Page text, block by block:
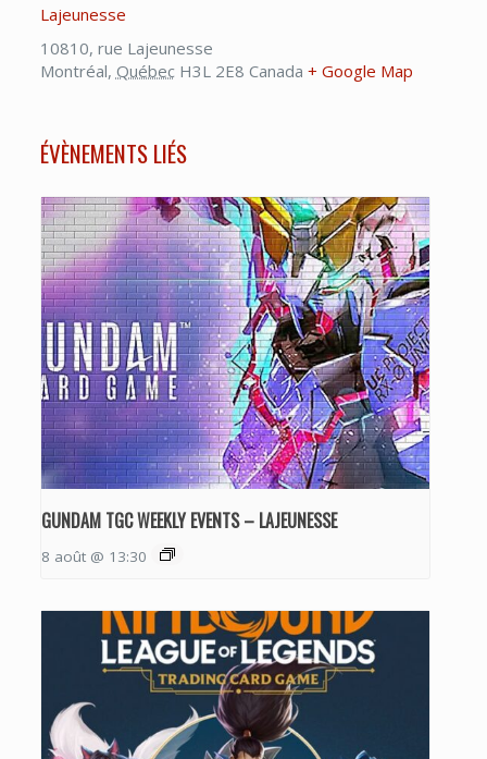
Lajeunesse
10810, rue Lajeunesse
Montréal, Québec H3L 2E8 Canada + Google Map
ÉVÈNEMENTS LIÉS
GUNDAM TGC WEEKLY EVENTS – LAJEUNESSE
8 août @ 13:30